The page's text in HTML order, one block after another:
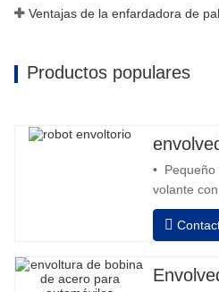
Ventajas de la enfardadora de
Productos populares
• Pequeño
volante
avanzar y
de la
batería